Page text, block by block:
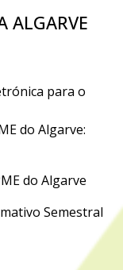
ALGARVE
para o
do Algarve:
do Algarve
Semestral